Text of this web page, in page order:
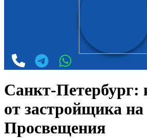
Санкт-Петербург:
от застройщика на
Просвещения